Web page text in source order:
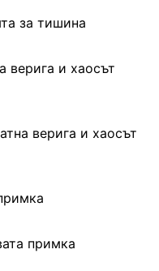
за тишина
верига и хаосът
верига и хаосът
примка